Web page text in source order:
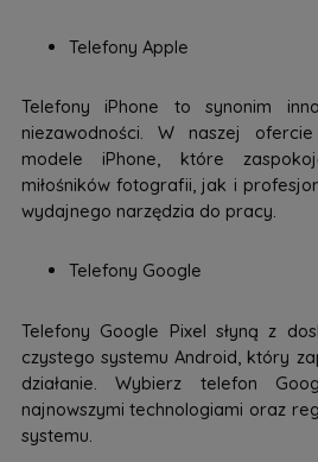
Telefony Apple
Telefony iPhone to synonim
niezawodności. W naszej
modele iPhone, które
miłośników fotografii, jak i
wydajnego narzędzia do pracy.
Telefony Google
Telefony Google Pixel słyną z
czystego systemu Android, który
działanie. Wybierz telefon
najnowszymi technologiami oraz
systemu.